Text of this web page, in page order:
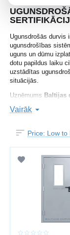
Ugunsdrošās durvis
ugunsdrošības
uguns un dūmu
dotu papildus laiku
uzstādītas
situācijās.
Uzņēmums Baltijas
Latvijā. Mēs
Ugunsdrošās
–
–
Apzīmējums
Vairāk
Price: Low to